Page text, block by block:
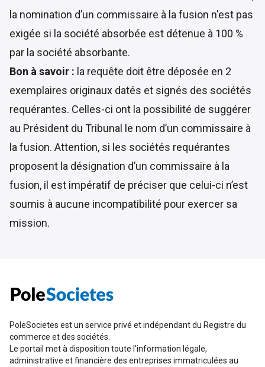
la nomination d’un commissaire à la fusion n'est pas
exigée si la société absorbée est détenue à 100 %
par la société absorbante.
Bon à savoir : la requête doit être déposée en 2
exemplaires originaux datés et signés des sociétés
requérantes. Celles-ci ont la possibilité de suggérer
au Président du Tribunal le nom d’un commissaire à
la fusion. Attention, si les sociétés requérantes
proposent la désignation d’un commissaire à la
fusion, il est impératif de préciser que celui-ci n’est
soumis à aucune incompatibilité pour exercer sa
mission.
PoleSocietes est un service privé et indépendant du Registre du
commerce et des sociétés.
Le portail met à disposition toute l'information légale,
administrative et financière des entreprises immatriculées au